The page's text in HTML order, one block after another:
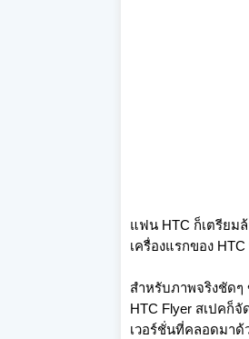
แฟน HTC ก็เตรียม
เครื่องแรกของ
สำหรับภาพจริงชัดๆ
HTC Flyer สเปคก็จั
เวอร์ชั่นที่คลอดมาด้